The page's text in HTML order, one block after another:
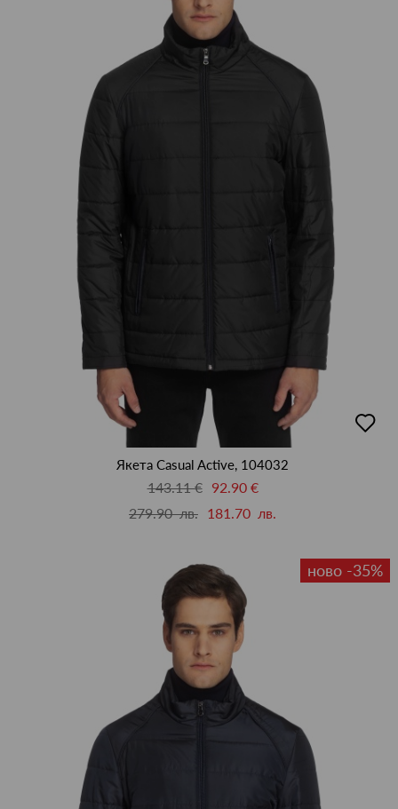
в
Якета Casual Active, 104032
143.11 €
92.90 €
279.90 лв. 181.70 лв.
ново -35%